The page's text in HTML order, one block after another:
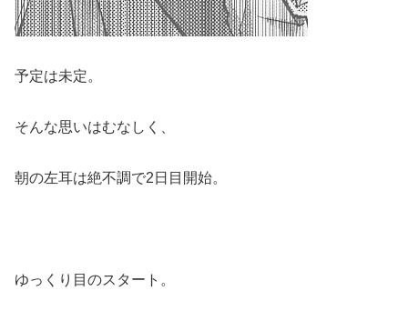
予定は未定。
そんな思いはむなしく、
朝の左耳は絶不調で2日目開始。
ゆっくり目のスタート。